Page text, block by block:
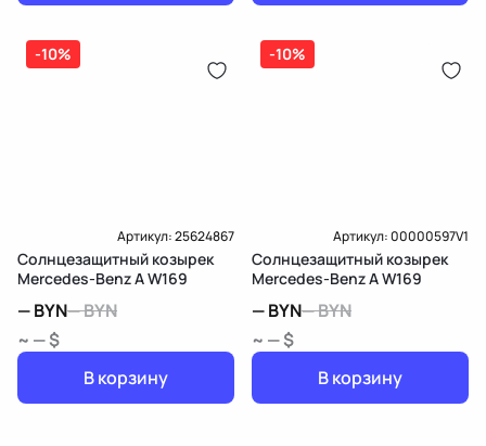
-10%
Артикул:25624867
Солнцезащитный козырек
Mercedes-Benz A W169
—BYN—BYN
~ — $
В корзину
-10%
Артикул:00000597V1
Солнцезащитный козырек
Mercedes-Benz A W169
—BYN—BYN
~ — $
В корзину